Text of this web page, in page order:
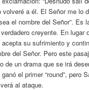
volveré a él. El Señor me lo
el nombre del Señor”. Es
creyente. En lugar
su sufrimiento y
del Señor. Pero este
de un drama que se irá
el primer “round”, pero
al ataque.